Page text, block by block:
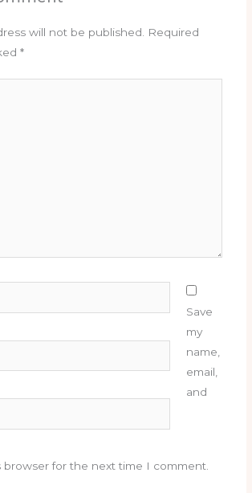
will not be published.
Required
*
Save
my
name,
email,
and
browser for the next time I comment.